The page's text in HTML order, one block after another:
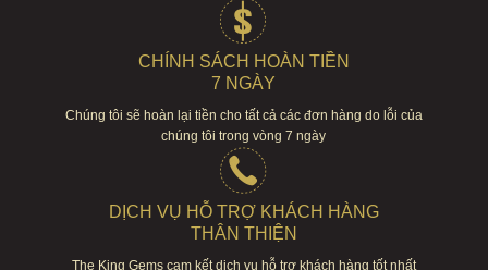
CHÍNH SÁCH HOÀN TIỀN
7 NGÀY
Chúng tôi sẽ hoàn lại tiền cho tất cả các đơn hàng do lỗi của
chúng tôi trong vòng 7 ngày
DỊCH VỤ HỖ TRỢ KHÁCH HÀNG
THÂN THIỆN
The King Gems cam kết dịch vụ hỗ trợ khách hàng tốt nhất